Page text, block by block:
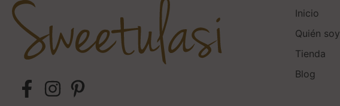
Inicio
Quién soy
Tienda
Blog